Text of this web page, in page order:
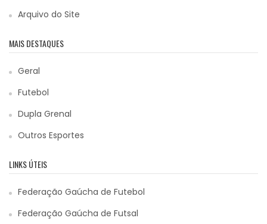
Arquivo do Site
MAIS DESTAQUES
Geral
Futebol
Dupla Grenal
Outros Esportes
LINKS ÚTEIS
Federação Gaúcha de Futebol
Federação Gaúcha de Futsal